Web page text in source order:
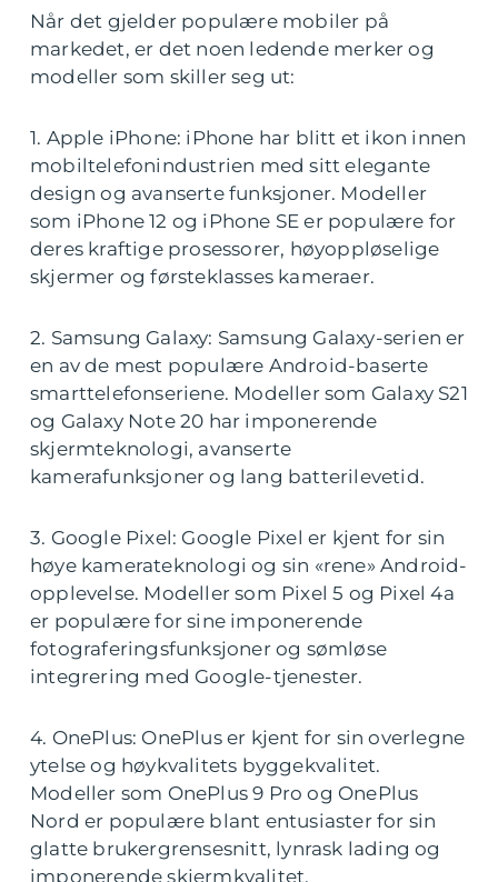
Når det gjelder populære mobiler på
markedet, er det noen ledende merker og
modeller som skiller seg ut:
1. Apple iPhone: iPhone har blitt et ikon innen
mobiltelefonindustrien med sitt elegante
design og avanserte funksjoner. Modeller
som iPhone 12 og iPhone SE er populære for
deres kraftige prosessorer, høyoppløselige
skjermer og førsteklasses kameraer.
2. Samsung Galaxy: Samsung Galaxy-serien er
en av de mest populære Android-baserte
smarttelefonseriene. Modeller som Galaxy S21
og Galaxy Note 20 har imponerende
skjermteknologi, avanserte
kamerafunksjoner og lang batterilevetid.
3. Google Pixel: Google Pixel er kjent for sin
høye kamerateknologi og sin «rene» Android-
opplevelse. Modeller som Pixel 5 og Pixel 4a
er populære for sine imponerende
fotograferingsfunksjoner og sømløse
integrering med Google-tjenester.
4. OnePlus: OnePlus er kjent for sin overlegne
ytelse og høykvalitets byggekvalitet.
Modeller som OnePlus 9 Pro og OnePlus
Nord er populære blant entusiaster for sin
glatte brukergrensesnitt, lynrask lading og
imponerende skjermkvalitet.